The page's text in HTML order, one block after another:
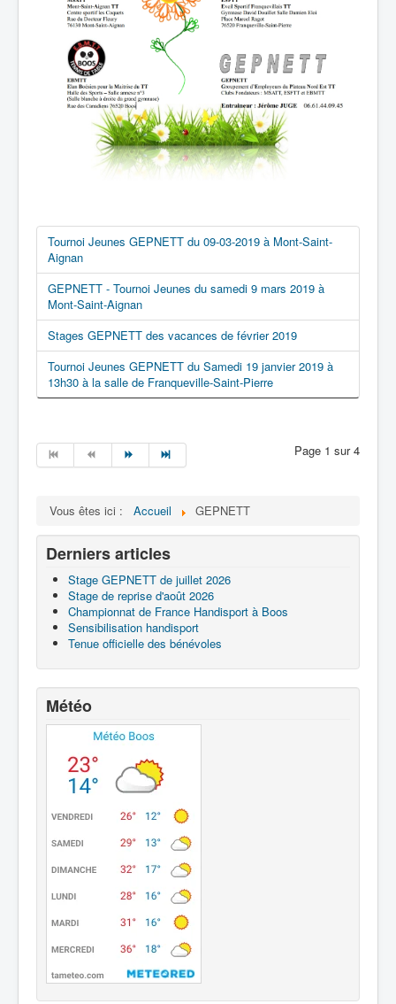
Tournoi Jeunes GEPNETT du 09-03-2019 à Mont-Saint-
Aignan
GEPNETT - Tournoi Jeunes du samedi 9 mars 2019 à
Mont-Saint-Aignan
Stages GEPNETT des vacances de février 2019
Tournoi Jeunes GEPNETT du Samedi 19 janvier 2019 à
13h30 à la salle de Franqueville-Saint-Pierre
Page 1 sur 4
Vous êtes ici : Accueil GEPNETT
Derniers articles
Stage GEPNETT de juillet 2026
Stage de reprise d'août 2026
Championnat de France Handisport à Boos
Sensibilisation handisport
Tenue officielle des bénévoles
Météo